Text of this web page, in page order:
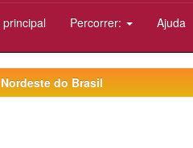
Percorrer: Ajuda
do Brasil